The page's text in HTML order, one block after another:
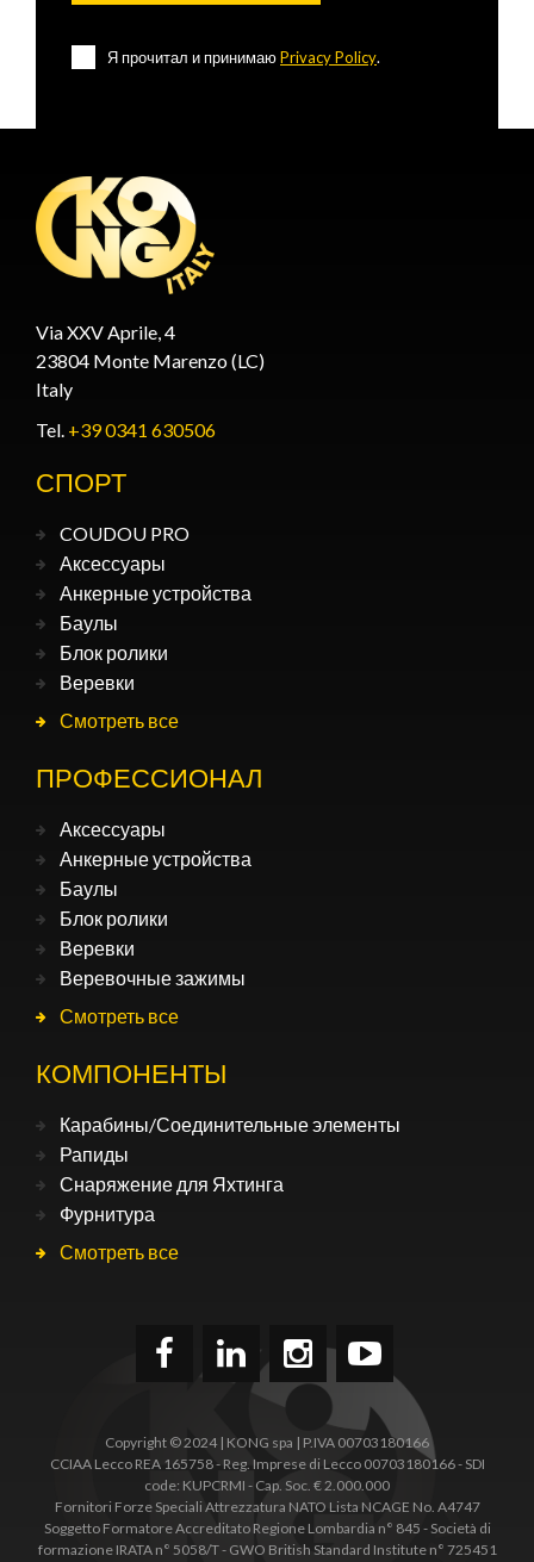
Я прочитал и принимаюPrivacy Policy.
Via XXV Aprile, 4
23804 Monte Marenzo (LC)
Italy
Tel. +39 0341 630506
СПОРТ
COUDOU PRO
Аксессуары
Анкерные устройства
Баулы
Блок ролики
Веревки
Смотреть все
ПРОФЕССИОНАЛ
Аксессуары
Анкерные устройства
Баулы
Блок ролики
Веревки
Веревочные зажимы
Смотреть все
КОМПОНЕНТЫ
Карабины/Соединительные элементы
Рапиды
Снаряжение для Яхтинга
Фурнитура
Смотреть все
Copyright © 2024 | KONG spa | P.IVA 00703180166
CCIAA Lecco REA 165758 - Reg. Imprese di Lecco 00703180166 - SDI
code: KUPCRMI - Cap. Soc. € 2.000.000
Fornitori Forze Speciali Attrezzatura NATO Lista NCAGE No. A4747
Soggetto Formatore Accreditato Regione Lombardia n° 845 - Società di
formazione IRATA n° 5058/T - GWO British Standard Institute n° 725451